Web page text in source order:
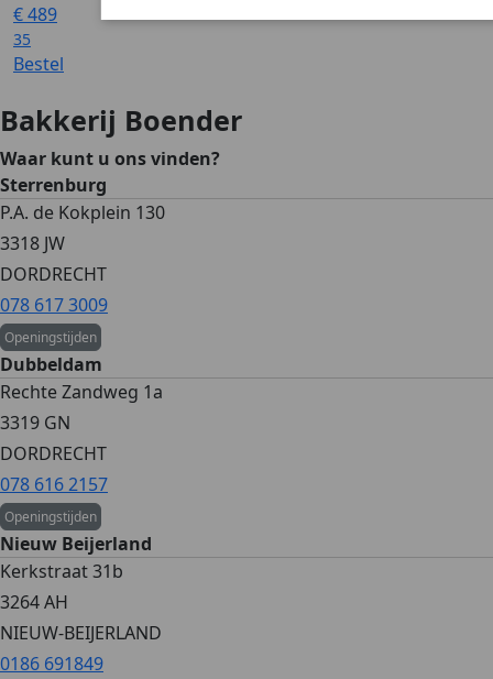
€489
35
Bestel
Bakkerij Boender
Waar kunt u ons vinden?
Sterrenburg
P.A. de Kokplein 130
3318 JW
DORDRECHT
078 617 3009
Openingstijden
Dubbeldam
Rechte Zandweg 1a
3319 GN
DORDRECHT
078 616 2157
Openingstijden
Nieuw Beijerland
Kerkstraat 31b
3264 AH
NIEUW-BEIJERLAND
0186 691849